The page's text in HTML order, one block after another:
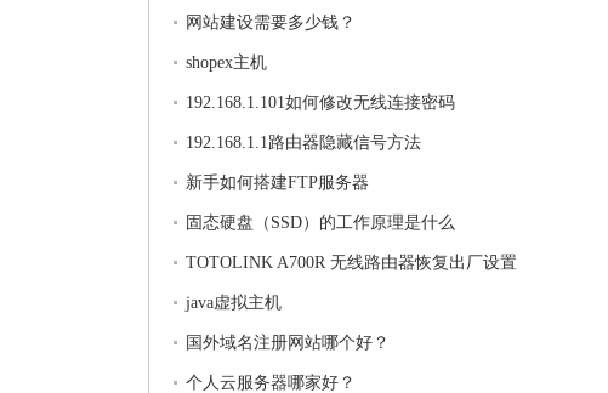
网站建设需要多少钱？
shopex主机
192.168.1.101如何修改无线连接密码
192.168.1.1路由器隐藏信号方法
新手如何搭建FTP服务器
固态硬盘（SSD）的工作原理是什么
TOTOLINK A700R 无线路由器恢复出厂设置
java虚拟主机
国外域名注册网站哪个好？
个人云服务器哪家好？